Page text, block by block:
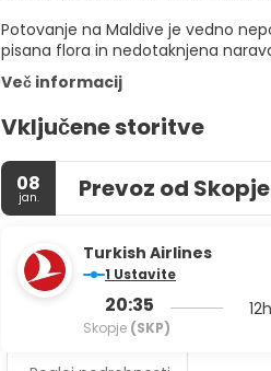
Potovanje na Maldive je vedno
pisana flora in nedotaknjena
Več informacij
Vključene storitve
08
jan. Prevoz od
Turkish Airlines
1 Ustavite
20:35
Skopje (SKP)
12h